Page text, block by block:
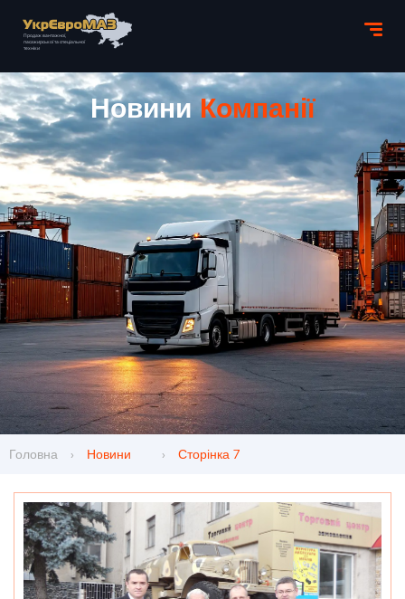
НовиниКомпанії
Головна › Новини › Сторінка 7